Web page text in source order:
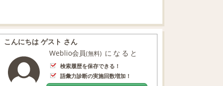
こんにちは ゲスト さん
Weblio会員(無料) になると
検索履歴を保存できる！
語彙力診断の実施回数増加！